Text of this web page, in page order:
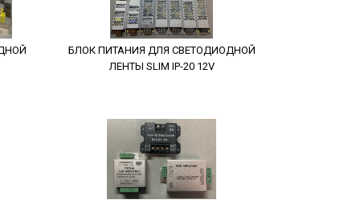
БЛОК ПИТАНИЯ ДЛЯ СВЕТОДИОДНОЙ
ЛЕНТЫ SLIM IP-20 12V